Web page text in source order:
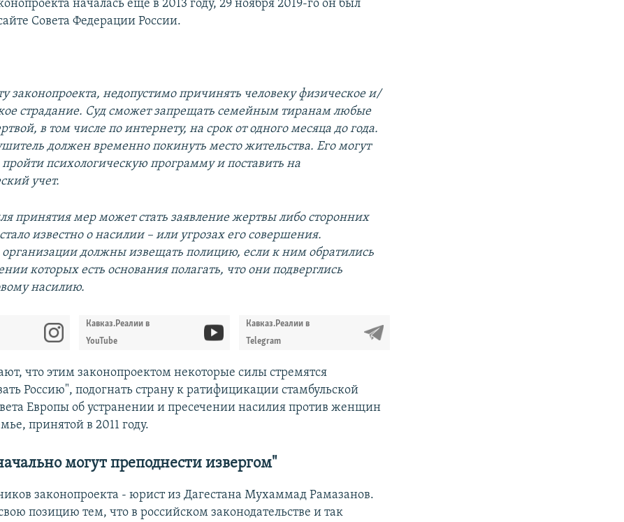
началась еще в 2013 году, 29 ноября 2019-го он был
Совета Федерации России.
законопроекта, недопустимо причинять человеку физическое и/
страдание. Суд сможет запрещать семейным тиранам любые
в том числе по интернету, на срок от одного месяца до года.
должен временно покинуть место жительства. Его могут
пройти психологическую программу и поставить на
учет.
принятия мер может стать заявление жертвы либо сторонних
известно о насилии – или угрозах его совершения.
должны извещать полицию, если к ним обратились
которых есть основания полагать, что они подверглись
насилию.
Кавказ.Реалии в
YouTube
Кавказ.Реалии в
Telegram
что этим законопроектом некоторые силы стремятся
Россию", подогнать страну к ратифицикации стамбульской
Европы об устранении и пресечении насилия против женщин
принятой в 2011 году.
могут преподнести извергом"
законопроекта - юрист из Дагестана Мухаммад Рамазанов.
позицию тем, что в российском законодательстве и так